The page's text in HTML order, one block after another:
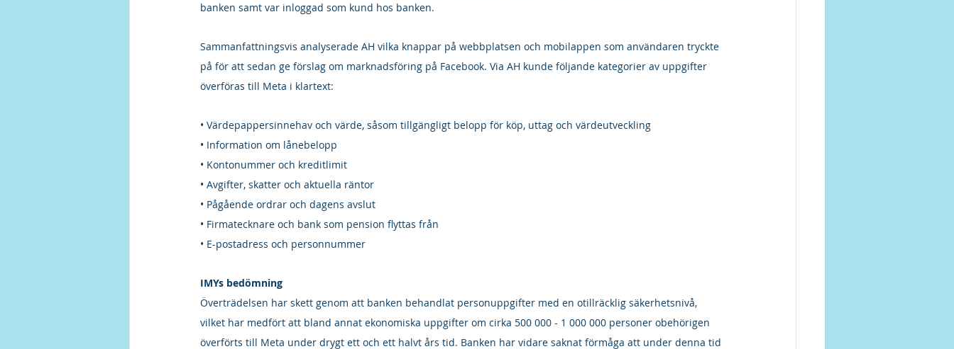
banken samt var inloggad som kund hos banken.
Sammanfattningsvis analyserade AH vilka knappar på webbplatsen och mobilappen som användaren tryckte
på för att sedan ge förslag om marknadsföring på Facebook. Via AH kunde följande kategorier av uppgifter
överföras till Meta i klartext:
• Värdepappersinnehav och värde, såsom tillgängligt belopp för köp, uttag och värdeutveckling
• Information om lånebelopp
• Kontonummer och kreditlimit
• Avgifter, skatter och aktuella räntor
• Pågående ordrar och dagens avslut
• Firmatecknare och bank som pension flyttas från
• E-postadress och personnummer
IMYs bedömning
Överträdelsen har skett genom att banken behandlat personuppgifter med en otillräcklig säkerhetsnivå,
vilket har medfört att bland annat ekonomiska uppgifter om cirka 500 000 - 1 000 000 personer obehörigen
överförts till Meta under drygt ett och ett halvt års tid. Banken har vidare saknat förmåga att under denna tid